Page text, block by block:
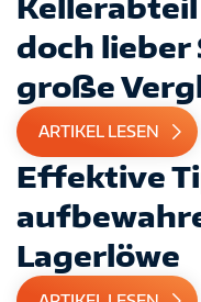
doch lieber
große
ARTIKEL LESEN
Effektive
Lagerlöwe